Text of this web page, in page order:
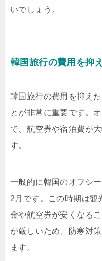
いでしょう。
韓国旅行の費用を抑
韓国旅行の費用を抑え
とが非常に重要です。
で、航空券や宿泊費が
す。
一般的に韓国のオフシ
2月です。この時期は観
金や航空券が安くなる
が厳しいため、防寒対
ます。